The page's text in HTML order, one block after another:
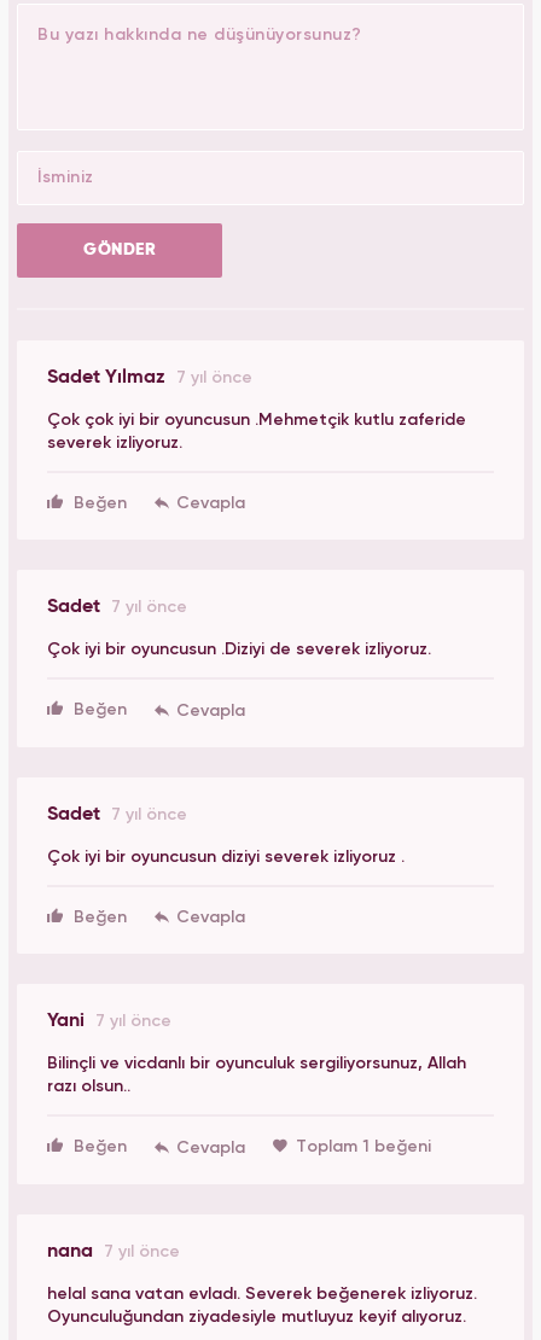
GÖNDER
Sadet Yılmaz 7 yıl önce
Çok çok iyi bir oyuncusun .Mehmetçik kutlu zaferide
severek izliyoruz.
Beğen
Sadet 7 yıl önce
Çok iyi bir oyuncusun .Diziyi de severek izliyoruz.
Beğen
Sadet 7 yıl önce
Çok iyi bir oyuncusun diziyi severek izliyoruz .
Beğen
Yani 7 yıl önce
Bilinçli ve vicdanlı bir oyunculuk sergiliyorsunuz, Allah
razı olsun..
Beğen Toplam 1 beğeni
nana 7 yıl önce
helal sana vatan evladı. Severek beğenerek izliyoruz.
Oyunculuğundan ziyadesiyle mutluyuz keyif alıyoruz.